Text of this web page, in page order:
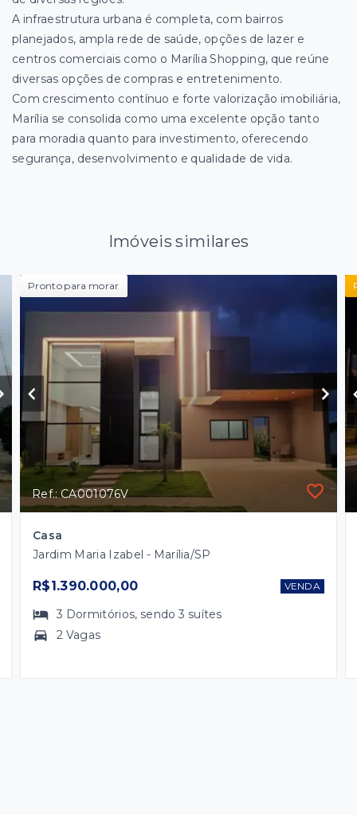
A infraestrutura urbana é completa, com bairros
planejados, ampla rede de saúde, opções de lazer e
centros comerciais como o Marília Shopping, que reúne
diversas opções de compras e entretenimento.
Com crescimento contínuo e forte valorização imobiliária,
Marília se consolida como uma excelente opção tanto
para moradia quanto para investimento, oferecendo
segurança, desenvolvimento e qualidade de vida.
Imóveis similares
Pronto para morar
Ref.: CA001076V
Casa
Jardim Maria Izabel - Marília/SP
R$1.390.000,00 VENDA
3 Dormitórios, sendo3 suítes
2 Vagas